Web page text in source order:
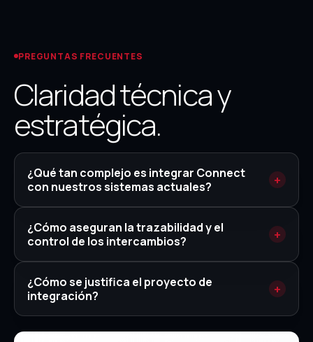
PREGUNTAS FRECUENTES
Claridad técnica y
estratégica.
¿Qué tan complejo es integrar Connect
con nuestros sistemas actuales?
¿Cómo aseguran la trazabilidad y el
control de los intercambios?
¿Cómo se justifica el proyecto de
integración?